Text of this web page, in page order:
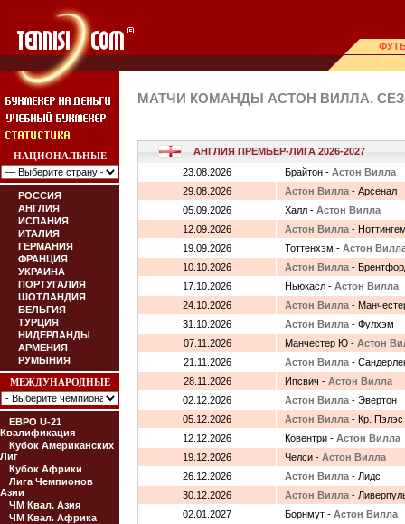
НАЦИОНАЛЬНЫЕ
РОССИЯ
АНГЛИЯ
ИСПАНИЯ
ИТАЛИЯ
ГЕРМАНИЯ
ФРАНЦИЯ
УКРАИНА
ПОРТУГАЛИЯ
ШОТЛАНДИЯ
БЕЛЬГИЯ
ТУРЦИЯ
НИДЕРЛАНДЫ
АРМЕНИЯ
РУМЫНИЯ
МЕЖДУНАРОДНЫЕ
ЕВРО U-21
Квалификация
Кубок Американских
Лиг
Кубок Африки
Лига Чемпионов
Азии
ЧМ Квал. Азия
ЧМ Квал. Африка
МАТЧИ КОМАНДЫ АСТОН ВИЛЛА.
АНГЛИЯ ПРЕМЬЕР-ЛИГА 2026-2027
23.08.2026
Брайтон - Астон Вилла
29.08.2026
Астон Вилла - Арсенал
05.09.2026
Халл - Астон Вилла
12.09.2026
Астон Вилла -
19.09.2026
Тоттенхэм - Астон
10.10.2026
Астон Вилла -
17.10.2026
Ньюкасл - Астон Вилла
24.10.2026
Астон Вилла -
31.10.2026
Астон Вилла - Фулхэм
07.11.2026
Манчестер Ю - Астон
21.11.2026
Астон Вилла -
28.11.2026
Ипсвич - Астон Вилла
02.12.2026
Астон Вилла - Эвертон
05.12.2026
Астон Вилла - Кр. Пэлэс
12.12.2026
Ковентри - Астон Вилла
19.12.2026
Челси - Астон Вилла
26.12.2026
Астон Вилла - Лидс
30.12.2026
Астон Вилла -
02.01.2027
Борнмут - Астон Вилла